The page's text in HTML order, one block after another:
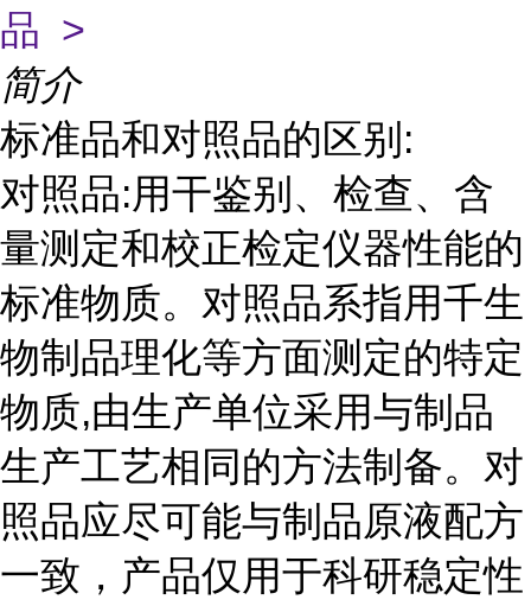
品 >
简介
标准品和对照品的区别:
对照品:用干鉴别、检查、含
量测定和校正检定仪器性能的
标准物质。对照品系指用千生
物制品理化等方面测定的特定
物质,由生产单位采用与制品
生产工艺相同的方法制备。对
照品应尽可能与制品原液配方
一致，产品仅用于科研稳定性